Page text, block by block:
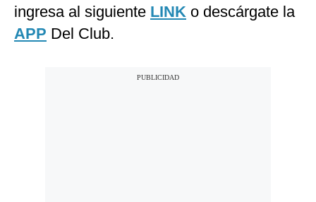
ingresa al siguiente LINK o descárgate la
APP Del Club.